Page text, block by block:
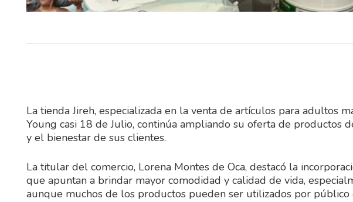
La tienda Jireh, especializada en la venta de artículos para adultos
Young casi 18 de Julio, continúa ampliando su oferta de productos
y el bienestar de sus clientes.
La titular del comercio, Lorena Montes de Oca, destacó la
que apuntan a brindar mayor comodidad y calidad de vida,
aunque muchos de los productos pueden ser utilizados por público